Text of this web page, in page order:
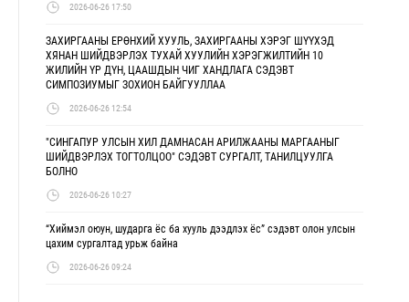
2026-06-26 17:50
ЗАХИРГААНЫ ЕРӨНХИЙ ХУУЛЬ, ЗАХИРГААНЫ ХЭРЭГ ШҮҮХЭД
ХЯНАН ШИЙДВЭРЛЭХ ТУХАЙ ХУУЛИЙН ХЭРЭГЖИЛТИЙН 10
ЖИЛИЙН ҮР ДҮН, ЦААШДЫН ЧИГ ХАНДЛАГА СЭДЭВТ
СИМПОЗИУМЫГ ЗОХИОН БАЙГУУЛЛАА
2026-06-26 12:54
"СИНГАПУР УЛСЫН ХИЛ ДАМНАСАН АРИЛЖААНЫ МАРГААНЫГ
ШИЙДВЭРЛЭХ ТОГТОЛЦОО" СЭДЭВТ СУРГАЛТ, ТАНИЛЦУУЛГА
БОЛНО
2026-06-26 10:27
“Хиймэл оюун, шударга ёс ба хууль дээдлэх ёс” сэдэвт олон улсын
цахим сургалтад урьж байна
2026-06-26 09:24